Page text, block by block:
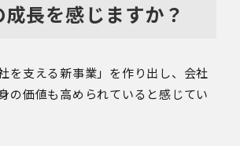
長を感じますか？
を支える新事業」を作り出し、会社
の価値も高められていると感じてい